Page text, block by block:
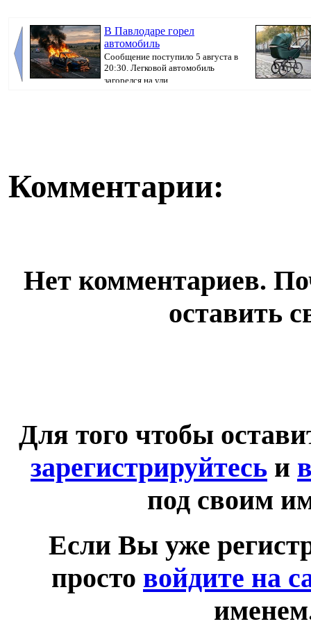
В Павлодаре горел
автомобиль
Сообщение поступило 5 августа в
20:30. Легковой автомобиль
загорелся на ули...
Комментарии:
Нет комментариев.
оставить
Для того чтобы
зарегистрируйтесь и
под своим
Если Вы уже
просто войдите на